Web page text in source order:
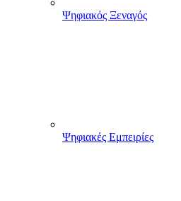
Ψηφιακός Ξεναγός
Ψηφιακές Εμπειρίες